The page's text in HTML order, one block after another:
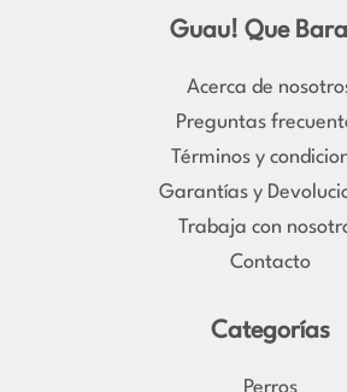
s
t
a
r
a
m
c
e
b
o
k
Guau! Que
Acerca de
Preguntas
Términos y
Garantías y
Trabaja con
Contacto
Categorías
Perros